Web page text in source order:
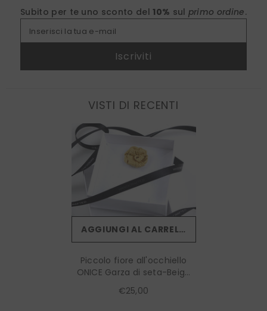
Subito per te uno sconto del 10% sul primo ordine.
Inserisci la tua e-mail
Iscriviti
VISTI DI RECENTI
AGGIUNGI AL CARRELLO
Piccolo fiore all'occhiello
ONICE Garza di seta-Beige
scuro
€25,00